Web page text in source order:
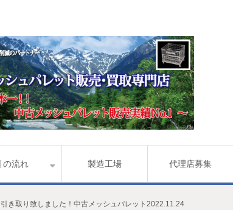
の流れ 製造工場 代理店募集
引き取り致しました！中古メッシュパレット2022.11.24